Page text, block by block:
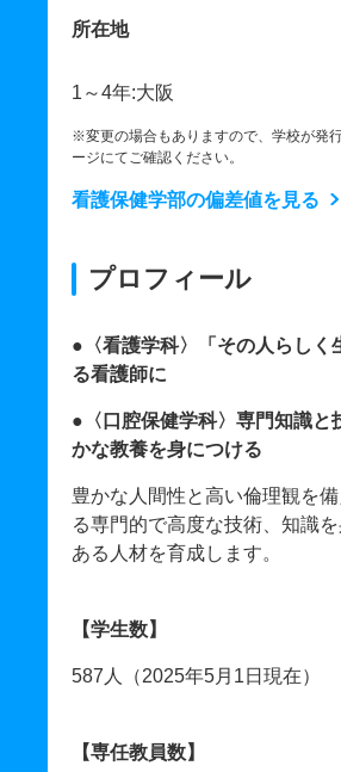
所在地
1～4年:大阪
※変更の場合もありますので、学校が発
ージにてご確認ください。
看護保健学部の偏差値を見る
プロフィール
●〈看護学科〉「その人らしく
る看護師に
●〈口腔保健学科〉専門知識と
かな教養を身につける
豊かな人間性と高い倫理観を
る専門的で高度な技術、知識
ある人材を育成します。
【学生数】
587人（2025年5月1日現在）
【専任教員数】